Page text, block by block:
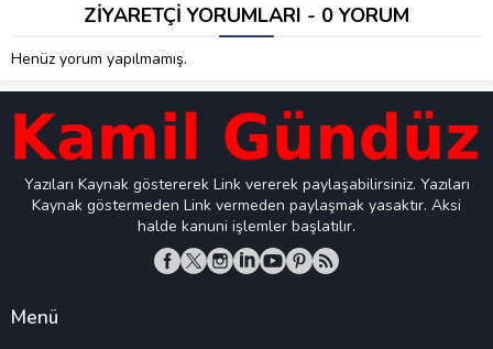
ZİYARETÇİ YORUMLARI - 0 YORUM
Henüz yorum yapılmamış.
Yazıları Kaynak göstererek Link vererek paylaşabilirsiniz. Yazıları
Kaynak göstermeden Link vermeden paylaşmak yasaktır. Aksi
halde kanuni işlemler başlatılır.
Menü